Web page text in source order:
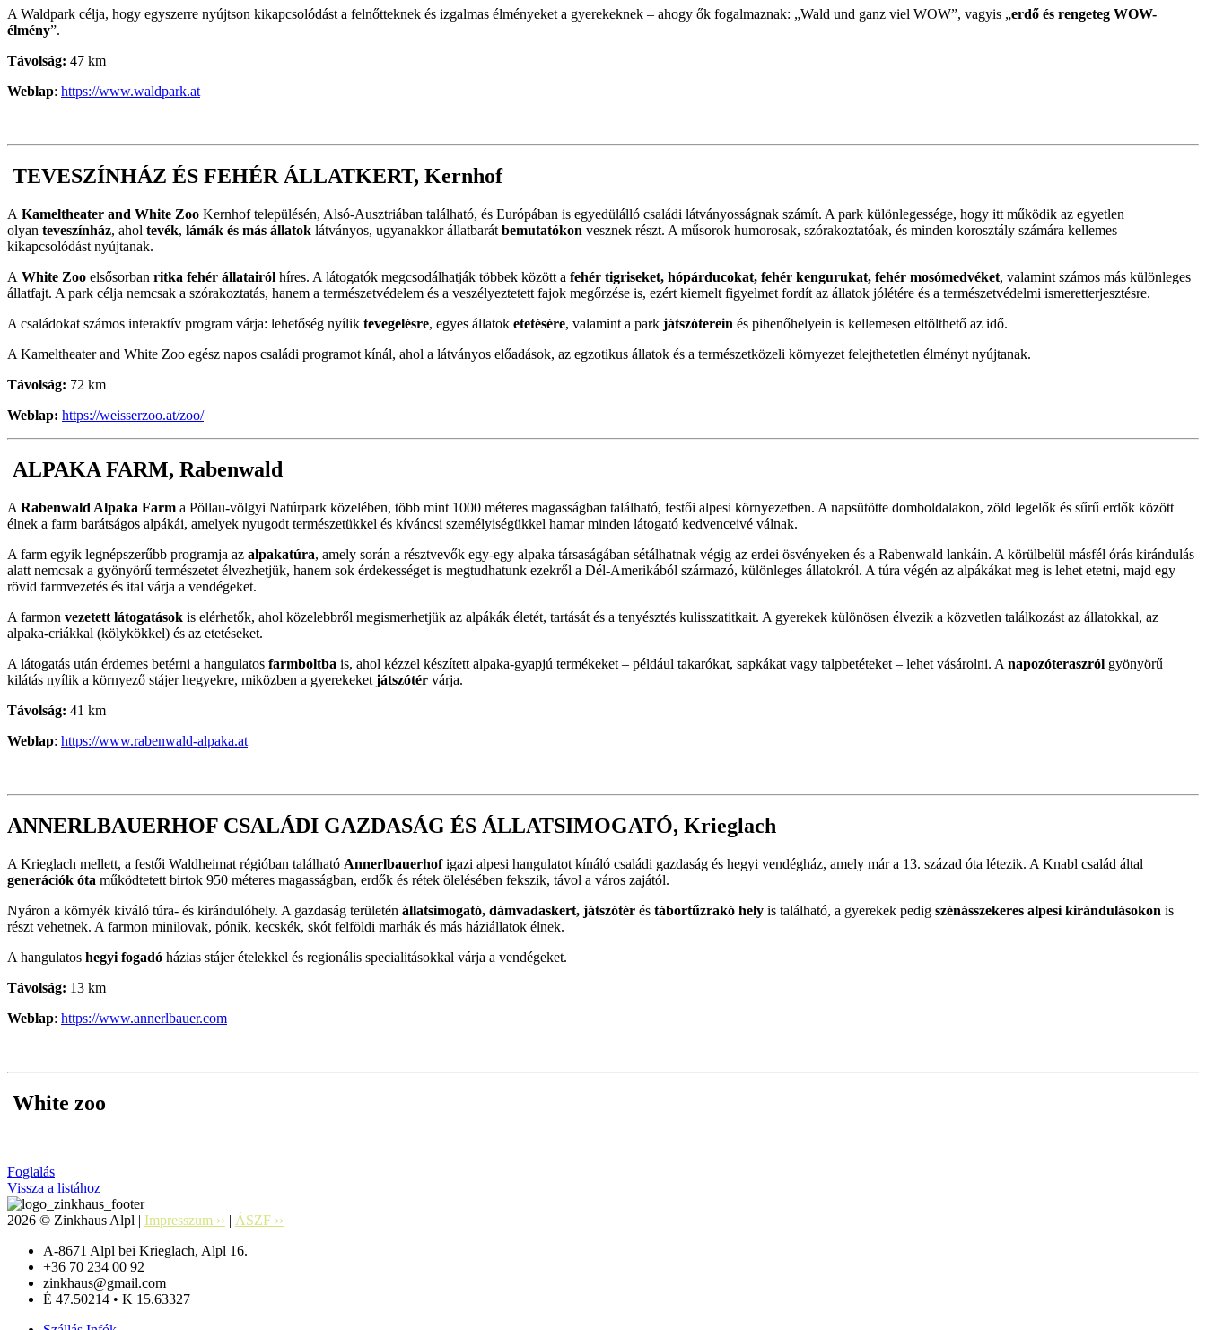
A Waldpark célja, hogy egyszerre nyújtson kikapcsolódást a felnőtteknek és izgalmas élményeket a gyerekeknek – ahogy ők fogalmaznak: „Wald und ganz viel WOW”, vagyis „erdő és rengeteg WOW-
élmény”.
Távolság: 47 km
Weblap: https://www.waldpark.at
TEVESZÍNHÁZ ÉS FEHÉR ÁLLATKERT, Kernhof
A Kameltheater and White Zoo Kernhof településén, Alsó-Ausztriában található, és Európában is egyedülálló családi látványosságnak számít. A park különlegessége, hogy itt működik az egyetlen
olyan teveszínház, ahol tevék, lámák és más állatok látványos, ugyanakkor állatbarát bemutatókon vesznek részt. A műsorok humorosak, szórakoztatóak, és minden korosztály számára kellemes
kikapcsolódást nyújtanak.
A White Zoo elsősorban ritka fehér állatairól híres. A látogatók megcsodálhatják többek között a fehér tigriseket, hópárducokat, fehér kengurukat, fehér mosómedvéket, valamint számos más különleges
állatfajt. A park célja nemcsak a szórakoztatás, hanem a természetvédelem és a veszélyeztetett fajok megőrzése is, ezért kiemelt figyelmet fordít az állatok jólétére és a természetvédelmi ismeretterjesztésre.
A családokat számos interaktív program várja: lehetőség nyílik tevegelésre, egyes állatok etetésére, valamint a park játszóterein és pihenőhelyein is kellemesen eltölthető az idő.
A Kameltheater and White Zoo egész napos családi programot kínál, ahol a látványos előadások, az egzotikus állatok és a természetközeli környezet felejthetetlen élményt nyújtanak.
Távolság: 72 km
Weblap: https://weisserzoo.at/zoo/
ALPAKA FARM, Rabenwald
A Rabenwald Alpaka Farm a Pöllau-völgyi Natúrpark közelében, több mint 1000 méteres magasságban található, festői alpesi környezetben. A napsütötte domboldalakon, zöld legelők és sűrű erdők között
élnek a farm barátságos alpákái, amelyek nyugodt természetükkel és kíváncsi személyiségükkel hamar minden látogató kedvenceivé válnak.
A farm egyik legnépszerűbb programja az alpakatúra, amely során a résztvevők egy-egy alpaka társaságában sétálhatnak végig az erdei ösvényeken és a Rabenwald lankáin. A körülbelül másfél órás kirándulás
alatt nemcsak a gyönyörű természetet élvezhetjük, hanem sok érdekességet is megtudhatunk ezekről a Dél-Amerikából származó, különleges állatokról. A túra végén az alpákákat meg is lehet etetni, majd egy
rövid farmvezetés és ital várja a vendégeket.
A farmon vezetett látogatások is elérhetők, ahol közelebbről megismerhetjük az alpákák életét, tartását és a tenyésztés kulisszatitkait. A gyerekek különösen élvezik a közvetlen találkozást az állatokkal, az
alpaka-criákkal (kölykökkel) és az etetéseket.
A látogatás után érdemes betérni a hangulatos farmboltba is, ahol kézzel készített alpaka-gyapjú termékeket – például takarókat, sapkákat vagy talpbetéteket – lehet vásárolni. A napozóteraszról gyönyörű
kilátás nyílik a környező stájer hegyekre, miközben a gyerekeket játszótér várja.
Távolság: 41 km
Weblap: https://www.rabenwald-alpaka.at
ANNERLBAUERHOF CSALÁDI GAZDASÁG ÉS ÁLLATSIMOGATÓ, Krieglach
A Krieglach mellett, a festői Waldheimat régióban található Annerlbauerhofigazi alpesi hangulatot kínáló családi gazdaság és hegyi vendégház, amely már a 13. század óta létezik. A Knabl család által
generációk óta működtetett birtok 950 méteres magasságban, erdők és rétek ölelésében fekszik, távol a város zajától.
Nyáron a környék kiváló túra- és kirándulóhely. A gazdaság területén állatsimogató, dámvadaskert, játszótér és tábortűzrakó hely is található, a gyerekek pedig szénásszekeres alpesi kirándulásokon is
részt vehetnek. A farmon minilovak, pónik, kecskék, skót felföldi marhák és más háziállatok élnek.
A hangulatos hegyi fogadó házias stájer ételekkel és regionális specialitásokkal várja a vendégeket.
Távolság: 13 km
Weblap: https://www.annerlbauer.com
White zoo
Foglalás
Vissza a listához
2026 © Zinkhaus Alpl | Impresszum ›› | ÁSZF ››
A-8671 Alpl bei Krieglach, Alpl 16.
+36 70 234 00 92
zinkhaus@gmail.com
É 47.50214 • K 15.63327